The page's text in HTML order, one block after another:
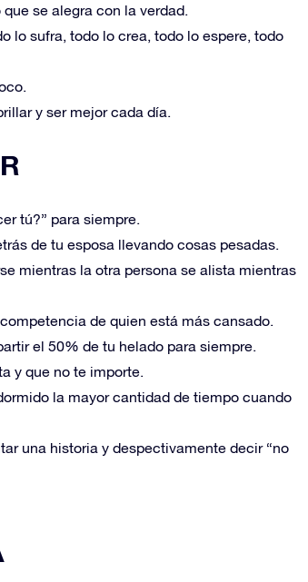
se alegra con la verdad.
lo sufra, todo lo crea, todo lo espere, todo
y ser mejor cada día.
tú?” para siempre.
de tu esposa llevando cosas pesadas.
mientras la otra persona se alista mientras
de quien está más cansado.
el 50% de tu helado para siempre.
y que no te importe.
la mayor cantidad de tiempo cuando
una historia y despectivamente decir “no